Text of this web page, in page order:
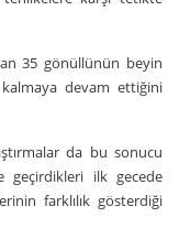
35 gönüllünün beyin
devam ettiğini
da bu sonucu
geçirdikleri ilk gecede
farklılık gösterdiği